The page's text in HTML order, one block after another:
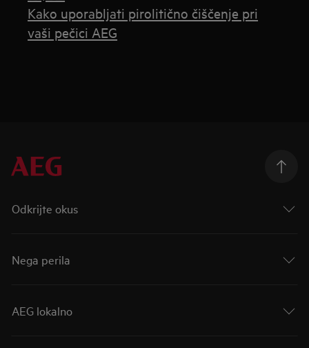
Kako uporabljati pirolitično čiščenje pri
vaši pečici AEG
Odkrijte okus
Nega perila
AEG lokalno